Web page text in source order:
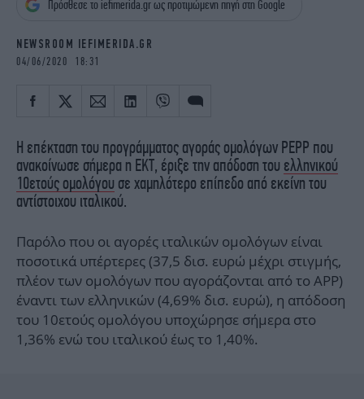
iBOOKS
ΖΩΔΙΑ
MEDIA
NEWSLETTER
Πρόσθεσε το iefimerida.gr ως προτιμώμενη πηγή στη Google
NEWSROOM IEFIMERIDA.GR
04/06/2020 18:31
Η επέκταση του προγράμματος αγοράς ομολόγων PEPP που
ανακοίνωσε σήμερα η ΕΚΤ, έριξε την απόδοση του ελληνικού
10ετούς ομολόγου σε χαμηλότερο επίπεδο από εκείνη του
αντίστοιχου ιταλικού.
Παρόλο που οι αγορές ιταλικών ομολόγων είναι
ποσοτικά υπέρτερες (37,5 δισ. ευρώ μέχρι στιγμής,
πλέον των ομολόγων που αγοράζονται από το ΑΡΡ)
έναντι των ελληνικών (4,69% δισ. ευρώ), η απόδοση
του 10ετούς ομολόγου υποχώρησε σήμερα στο
1,36% ενώ του ιταλικού έως το 1,40%.